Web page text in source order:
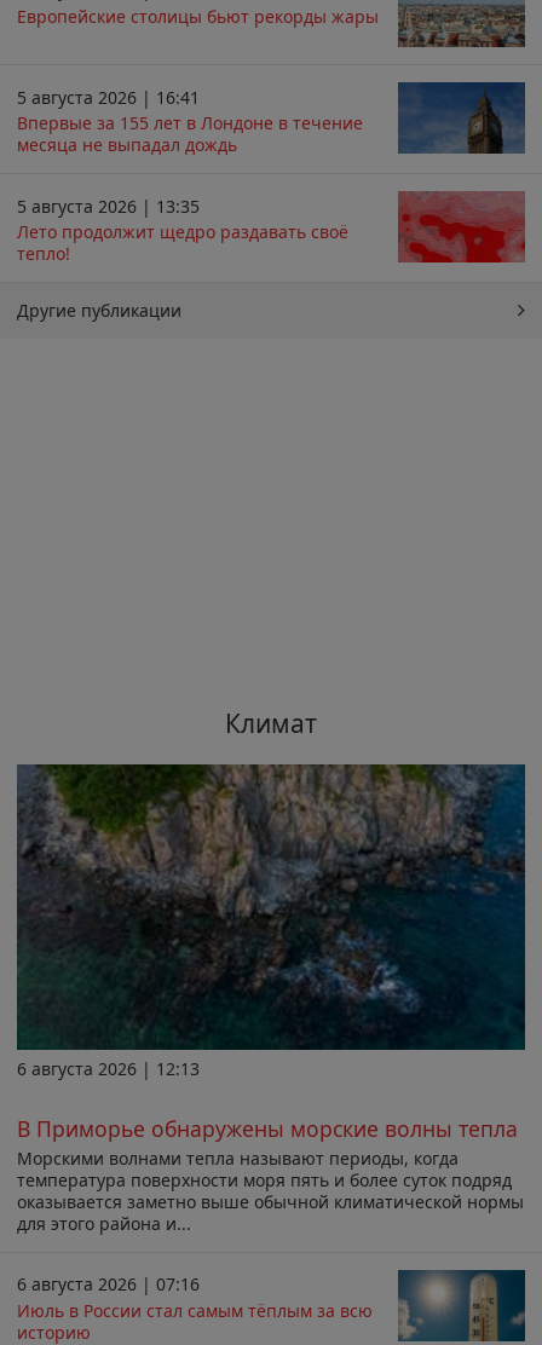
Европейские столицы бьют рекорды жары
5 августа 2026 | 16:41
Впервые за 155 лет в Лондоне в течение
месяца не выпадал дождь
5 августа 2026 | 13:35
Лето продолжит щедро раздавать своё
тепло!
Другие публикации
Климат
6 августа 2026 | 12:13
В Приморье обнаружены морские волны тепла
Морскими волнами тепла называют периоды, когда
температура поверхности моря пять и более суток подряд
оказывается заметно выше обычной климатической нормы
для этого района и...
6 августа 2026 | 07:16
Июль в России стал самым тёплым за всю
историю